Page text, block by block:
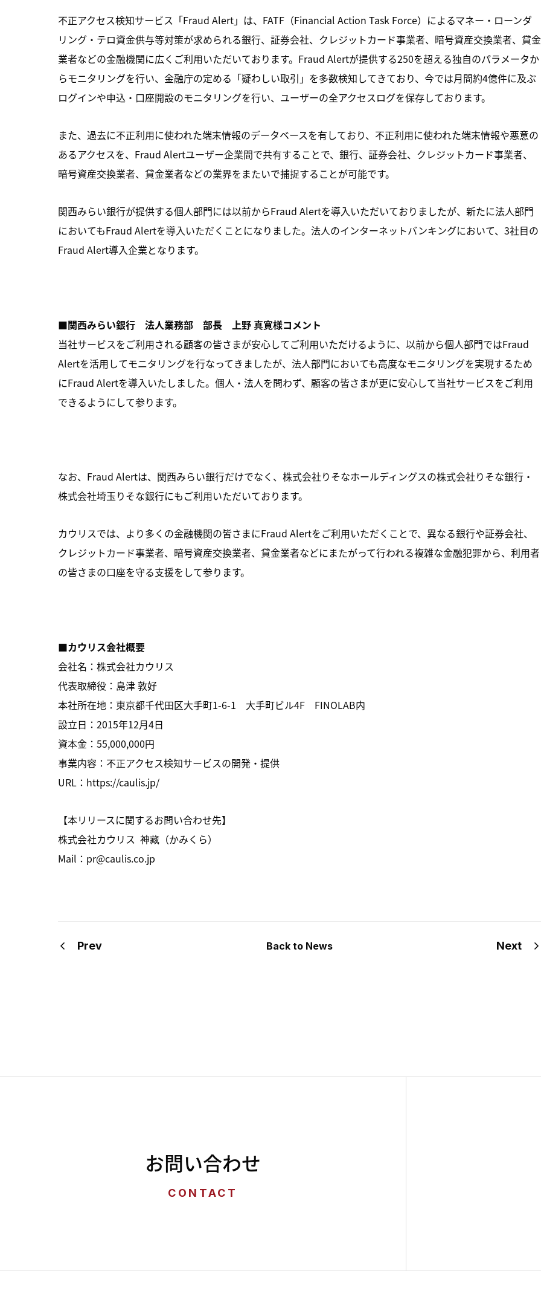
不正アクセス検知サービス「Fraud Alert」は、FATF（Financial Action Task Force）によるマネー・ローンダ
リング・テロ資金供与等対策が求められる銀行、証券会社、クレジットカード事業者、暗号資産交換業者、貸金
業者などの金融機関に広くご利用いただいております。Fraud Alertが提供する250を超える独自のパラメータか
らモニタリングを行い、金融庁の定める「疑わしい取引」を多数検知してきており、今では月間約4億件に及ぶ
ログインや申込・口座開設のモニタリングを行い、ユーザーの全アクセスログを保存しております。
また、過去に不正利用に使われた端末情報のデータベースを有しており、不正利用に使われた端末情報や悪意の
あるアクセスを、Fraud Alertユーザー企業間で共有することで、銀行、証券会社、クレジットカード事業者、
暗号資産交換業者、貸金業者などの業界をまたいで捕捉することが可能です。
関西みらい銀行が提供する個人部門には以前からFraud Alertを導入いただいておりましたが、新たに法人部門
においてもFraud Alertを導入いただくことになりました。法人のインターネットバンキングにおいて、3社目の
Fraud Alert導入企業となります。
■関西みらい銀行 法人業務部 部長 上野 真寛様コメント
当社サービスをご利用される顧客の皆さまが安心してご利用いただけるように、以前から個人部門ではFraud
Alertを活用してモニタリングを行なってきましたが、法人部門においても高度なモニタリングを実現するため
にFraud Alertを導入いたしました。個人・法人を問わず、顧客の皆さまが更に安心して当社サービスをご利用
できるようにして参ります。
なお、Fraud Alertは、関西みらい銀行だけでなく、株式会社りそなホールディングスの株式会社りそな銀行・
株式会社埼玉りそな銀行にもご利用いただいております。
カウリスでは、より多くの金融機関の皆さまにFraud Alertをご利用いただくことで、異なる銀行や証券会社、
クレジットカード事業者、暗号資産交換業者、貸金業者などにまたがって行われる複雑な金融犯罪から、利用者
の皆さまの口座を守る支援をして参ります。
■カウリス会社概要
会社名：株式会社カウリス
代表取締役：島津 敦好
本社所在地：東京都千代田区大手町1-6-1 大手町ビル4F FINOLAB内
設立日：2015年12月4日
資本金：55,000,000円
事業内容：不正アクセス検知サービスの開発・提供
URL：https://caulis.jp/
【本リリースに関するお問い合わせ先】
株式会社カウリス 神藏（かみくら）
Mail：pr@caulis.co.jp
Prev Back to News Next
お問い合わせ
CONTACT